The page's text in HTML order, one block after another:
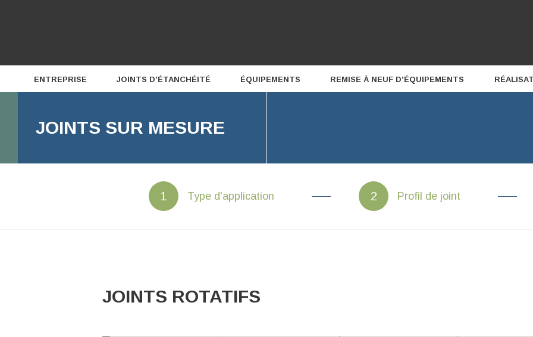
ENTREPRISE
Équipe
JOINTS D'ÉTANCHÉITÉ ÉQUIPEMENTS REMISE À NEUF D'ÉQUIPEMENTS
JOINTS SUR MESURE
Type d'application Profil de joint
JOINTS ROTATIFS